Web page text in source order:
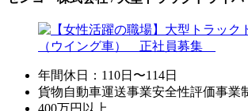
年間休日：110日〜114日
貨物自動車運送事業安全性評価事業
400万円以上